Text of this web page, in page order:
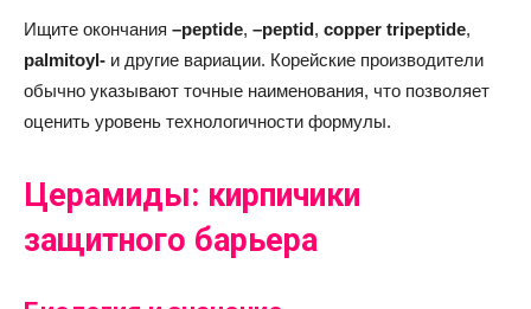
Ищите окончания –peptide, –peptid, copper tripeptide,
palmitoyl- и другие вариации. Корейские производители
обычно указывают точные наименования, что позволяет
оценить уровень технологичности формулы.
Церамиды: кирпичики
защитного барьера